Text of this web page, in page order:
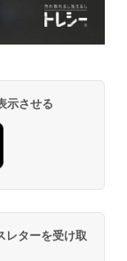
示させる
レターを受け取